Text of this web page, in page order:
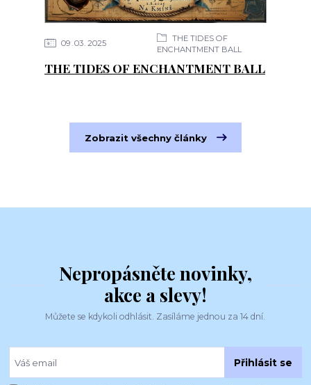
09 03 2025
THE TIDES OF
ENCHANTMENT BALL
THE TIDES OF ENCHANTMENT BALL
Zobrazit všechny články
Nepropásněte novinky,
akce a slevy!
Můžete se kdykoli odhlásit. Zasíláme jednou za 14 dní.
Přihlásit se